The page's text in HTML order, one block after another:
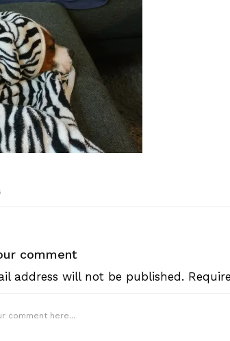
comment
address will not be published.